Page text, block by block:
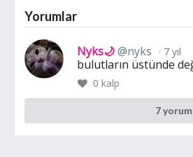
Yorumlar
Nyks🌙@nyks 7 yıl
bulutların üstünde
0 kalp
7